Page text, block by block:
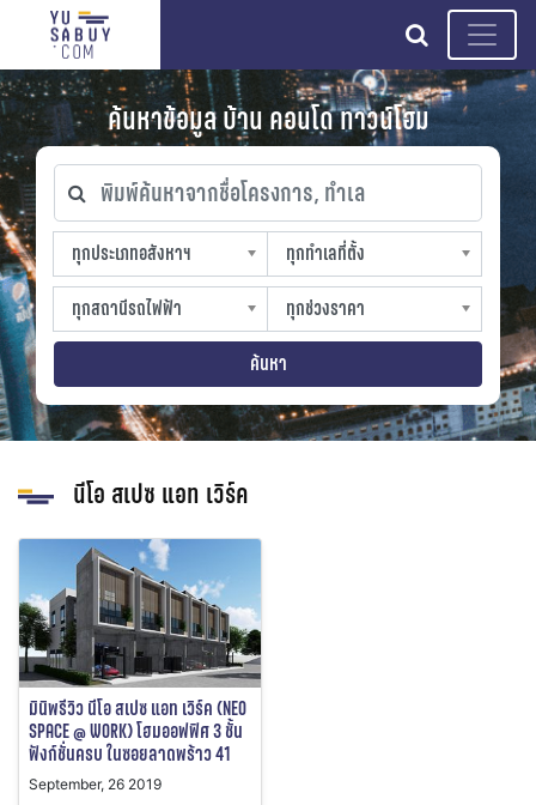
search
ค้นหาข้อมูล บ้าน คอนโด ทาวน์โฮม
พิมพ์ค้นหาจากชื่อโครงการ, ทำเล
ทุกประเภทอสังหาฯ
ทุกประเภทอสังหาฯ
sproperty
ทุกทำเลที่ตั้ง
ทุกทำเลที่ตั้ง
slocation
ทุกสถานีรถไฟฟ้า
ทุกสถานีรถไฟฟ้า
strain-station
ทุกช่วงราคา
ทุกช่วงราคา
sprice
ค้นหา
นีโอ สเปซ แอท เวิร์ค
มินิพรีวิว นีโอ สเปซ แอท เวิร์ค (NEO
SPACE @ WORK) โฮมออฟฟิศ 3 ชั้น
ฟังก์ชั่นครบ ในซอยลาดพร้าว 41
September, 26 2019